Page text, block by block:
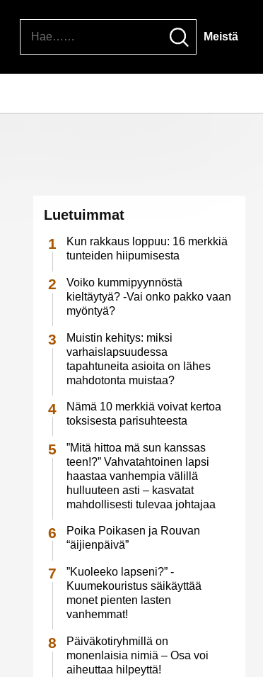
Meistä
Luetuimmat
Kun rakkaus loppuu: 16 merkkiä
tunteiden hiipumisesta
Voiko kummipyynnöstä
kieltäytyä? -Vai onko pakko vaan
myöntyä?
Muistin kehitys: miksi
varhaislapsuudessa
tapahtuneita asioita on lähes
mahdotonta muistaa?
Nämä 10 merkkiä voivat kertoa
toksisesta parisuhteesta
”Mitä hittoa mä sun kanssas
teen!?” Vahvatahtoinen lapsi
haastaa vanhempia välillä
hulluuteen asti – kasvatat
mahdollisesti tulevaa johtajaa
Poika Poikasen ja Rouvan
“äijienpäivä”
”Kuoleeko lapseni?” -
Kuumekouristus säikäyttää
monet pienten lasten
vanhemmat!
Päiväkotiryhmillä on
monenlaisia nimiä – Osa voi
aiheuttaa hilpeyttä!